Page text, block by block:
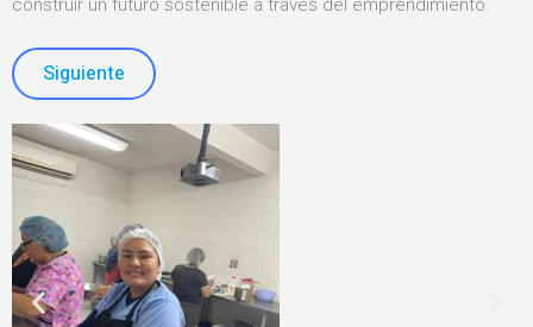
construir un futuro sostenible a través del emprendimiento.
Siguiente